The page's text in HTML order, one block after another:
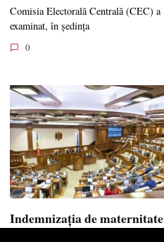
Comisia Electorală Centrală (CEC) a
examinat, în ședința
0
Indemnizația de maternitate